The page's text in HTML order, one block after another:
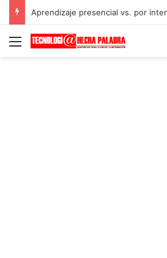
Aprendizaje presencial vs. por
Menú